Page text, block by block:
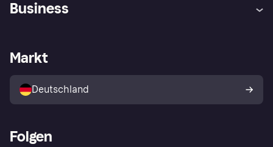
Klarna App
Shops entdecken
Käuferschutzrichtlinie
Dein Widerrufsrecht
Business
Händlerportal
Markt
Deutschland
Folgen